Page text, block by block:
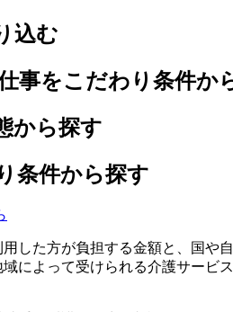
込む
事をこだわり条件か
から探す
条件から探す
した方が負担する金額と、国
によって受けられる介護サー